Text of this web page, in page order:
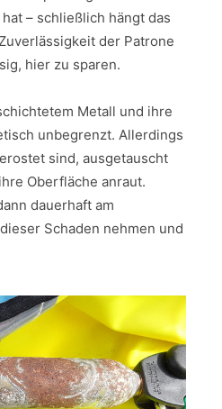
– schließlich hängt das
der Patrone
hier zu sparen.
Metall und ihre
unbegrenzt. Allerdings
sind, ausgetauscht
Oberfläche anraut.
dauerhaft am
Schaden nehmen und